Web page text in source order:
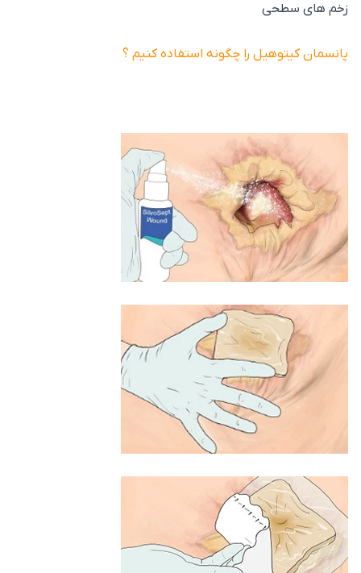
زخم های سطحی
پانسمان کیتوهیل را چگونه استفاده کنیم ؟